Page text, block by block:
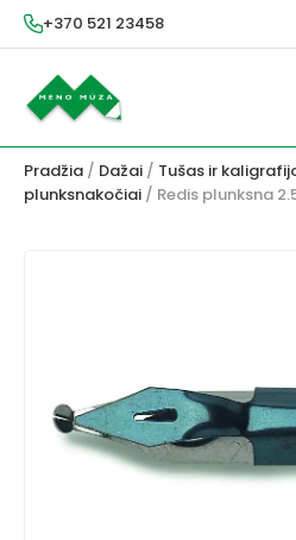
+370 521 23458
Pradžia / Dažai / Tušas ir
plunksnakočiai / Redis plunksna